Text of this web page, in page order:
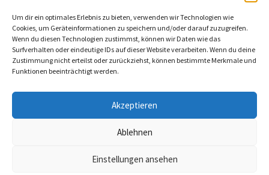
Um dir ein optimales Erlebnis zu bieten, verwenden wir Technologien wie
Cookies, um Geräteinformationen zu speichern und/oder darauf zuzugreifen.
Wenn du diesen Technologien zustimmst, können wir Daten wie das
Surfverhalten oder eindeutige IDs auf dieser Website verarbeiten. Wenn du deine
Zustimmung nicht erteilst oder zurückziehst, können bestimmte Merkmale und
Funktionen beeinträchtigt werden.
Akzeptieren
Ablehnen
Einstellungen ansehen